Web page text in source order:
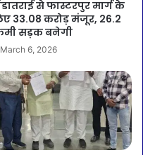
से फास्टरपुर मार्ग के
33.08 करोड़ मंजूर, 26.2
सड़क बनेगी
March 6, 2026